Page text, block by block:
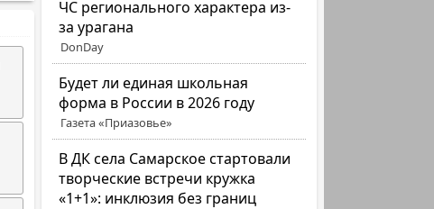
ЧС регионального характера из-
за урагана
DonDay
Будет ли единая школьная
форма в России в 2026 году
Газета «Приазовье»
В ДК села Самарское стартовали
творческие встречи кружка
«1+1»: инклюзия без границ